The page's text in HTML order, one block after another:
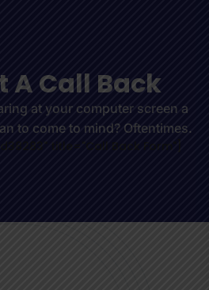
t A Call Back
at your computer screen a
to come to mind? Oftentimes.
title="Call Back Form"]